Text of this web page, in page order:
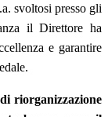
svoltosi presso gli
il Direttore ha
e garantire
riorganizzazione